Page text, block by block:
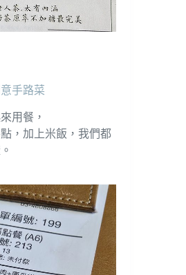
手路菜
用餐，
，加上米飯，我們都